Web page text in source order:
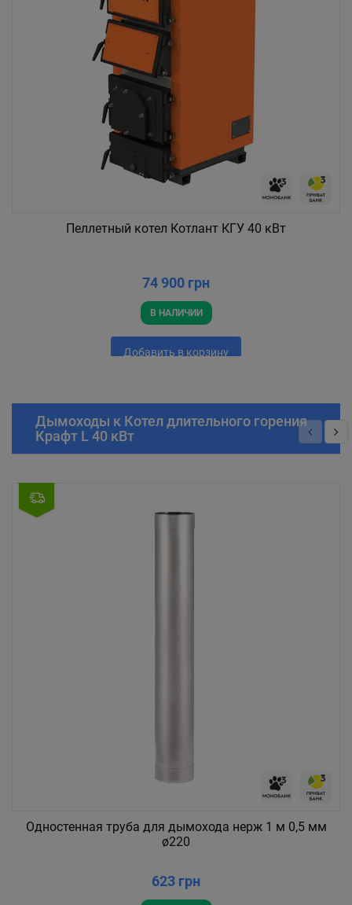
Пеллетный котел Котлант КГУ 40 кВт
74 900 грн
В НАЛИЧИИ
Добавить в корзину
Дымоходы к Котел длительного горения
Крафт L 40 кВт
Одностенная труба для дымохода нерж 1 м 0,5 мм
ø220
623 грн